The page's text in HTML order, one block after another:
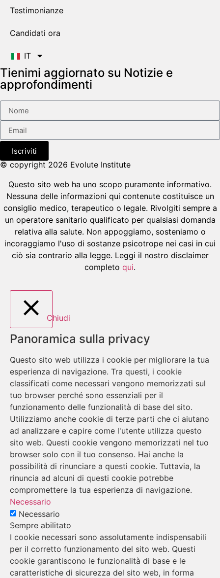
Testimonianze
Candidati ora
IT
Tienimi aggiornato su Notizie e
approfondimenti
Iscriviti
© copyright 2026 Evolute Institute
Questo sito web ha uno scopo puramente informativo.
Nessuna delle informazioni qui contenute costituisce un
consiglio medico, terapeutico o legale. Rivolgiti sempre a
un operatore sanitario qualificato per qualsiasi domanda
relativa alla salute. Non appoggiamo, sosteniamo o
incoraggiamo l'uso di sostanze psicotrope nei casi in cui
ciò sia contrario alla legge. Leggi il nostro disclaimer
completo qui.
Chiudi
Panoramica sulla privacy
Questo sito web utilizza i cookie per migliorare la tua
esperienza di navigazione. Tra questi, i cookie
classificati come necessari vengono memorizzati sul
tuo browser perché sono essenziali per il
funzionamento delle funzionalità di base del sito.
Utilizziamo anche cookie di terze parti che ci aiutano
ad analizzare e capire come l'utente utilizza questo
sito web. Questi cookie vengono memorizzati nel tuo
browser solo con il tuo consenso. Hai anche la
possibilità di rinunciare a questi cookie. Tuttavia, la
rinuncia ad alcuni di questi cookie potrebbe
compromettere la tua esperienza di navigazione.
Necessario
Necessario
Sempre abilitato
I cookie necessari sono assolutamente indispensabili
per il corretto funzionamento del sito web. Questi
cookie garantiscono le funzionalità di base e le
caratteristiche di sicurezza del sito web, in forma